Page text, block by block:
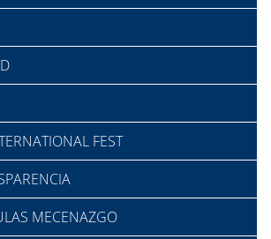
FEST
MECENAZGO